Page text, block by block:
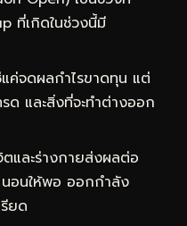
ที่เกิดในช่วงนี้มี
แค่จดผลกำไรขาดทุน แต่
ด และสิ่งที่จะทำต่างออก
และร่างกายส่งผลต่อ
อนให้พอ ออกกำลัง
ยด